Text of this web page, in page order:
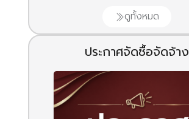
ดูทั้งหมด
ประกาศจัดซื้อจัดจ้าง